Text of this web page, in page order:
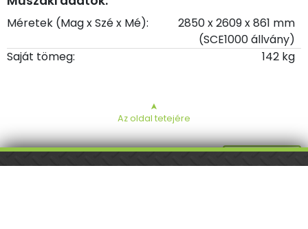
Méretek (Mag x Szé x Mé):
2850 x 2609 x 861 mm
(SCE1000 állvány)
Saját tömeg:
142 kg
ISO 9001 tanúsított cég.
➤
Az oldal tetejére